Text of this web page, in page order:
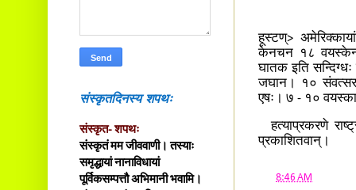
हूस्टण्>
केनचन १८ वयस्केन
घातक इति
जघान। १०
एषः। ७ - १०
हत्याप्रकरणे
प्रकाशितवान्।
8:46 AM
संस्कृतदिनस्य शपथः
संस्कृत- शपथः
संस्कृतं मम जीववाणी। तस्याः
समृद्धायां नानाविधायां
पूर्विकसम्पत्तौ अभिमानी भवामि।